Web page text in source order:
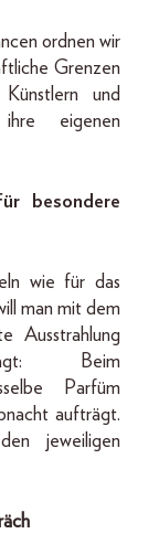
ordnen wir
Grenzen
und
eigenen
besondere
wie für das
man mit dem
Ausstrahlung
Beim
Parfüm
aufträgt.
jeweiligen